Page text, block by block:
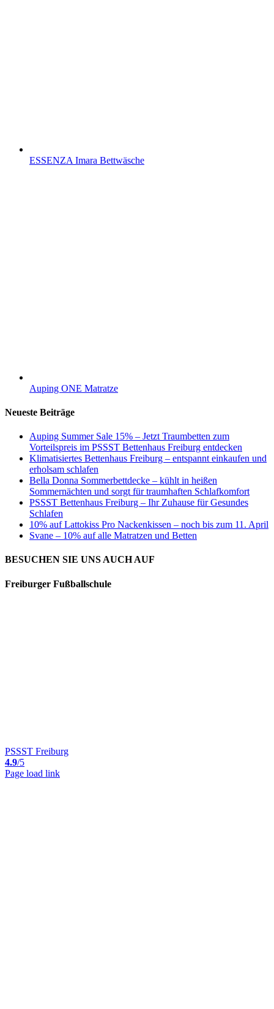
ESSENZA Imara Bettwäsche
Auping ONE Matratze
Neueste Beiträge
Auping Summer Sale 15% – Jetzt Traumbetten zum
Vorteilspreis im PSSST Bettenhaus Freiburg entdecken
Klimatisiertes Bettenhaus Freiburg – entspannt einkaufen und
erholsam schlafen
Bella Donna Sommerbettdecke – kühlt in heißen
Sommernächten und sorgt für traumhaften Schlafkomfort
PSSST Bettenhaus Freiburg – Ihr Zuhause für Gesundes
Schlafen
10% auf Lattokiss Pro Nackenkissen – noch bis zum 11. April
Svane – 10% auf alle Matratzen und Betten
BESUCHEN SIE UNS AUCH AUF
Freiburger Fußballschule
PSSST Freiburg
4.9/5
Page load link